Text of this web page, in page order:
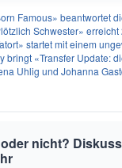
Famous» beantwortet die
Schwester»
startet mit einem
bringt «Transfer Update:
Uhlig und Johanna Gastdorf
nicht?